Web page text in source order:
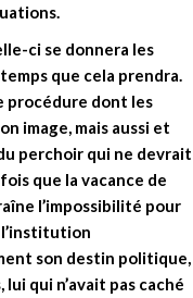
ci se donnera les
que cela prendra.
procédure dont les
image, mais aussi et
perchoir qui ne devrait
que la vacance de
l’impossibilité pour
l’institution
son destin politique,
qui n’avait pas caché